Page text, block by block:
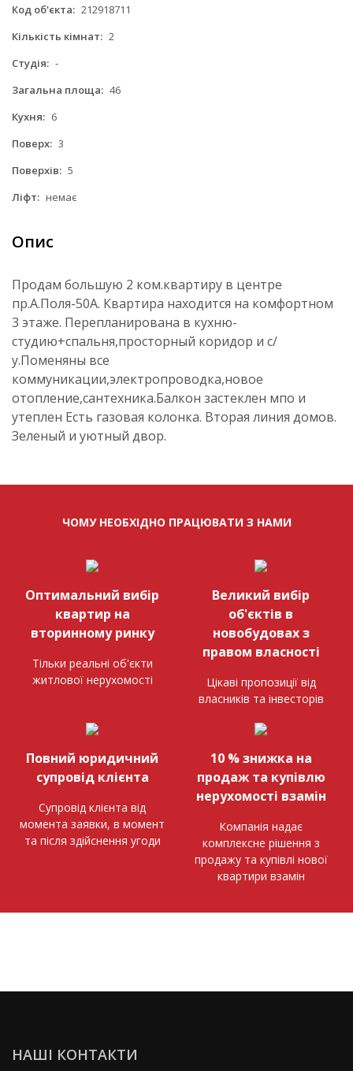
Код об'єкта: 212918711
Кількість кімнат: 2
Студія: -
Загальна площа: 46
Кухня: 6
Поверх: 3
Поверхів: 5
Ліфт: немає
Опис
Продам большую 2 ком.квартиру в центре
пр.А.Поля-50А. Квартира находится на комфортном
3 этаже. Перепланирована в кухню-
студию+спальня,просторный коридор и с/
у.Поменяны все
коммуникации,электропроводка,новое
отопление,сантехника.Балкон застеклен мпо и
утеплен Есть газовая колонка. Вторая линия домов.
Зеленый и уютный двор.
ЧОМУ НЕОБХІДНО ПРАЦЮВАТИ З НАМИ
Оптимальний вибір
квартир на
вторинному ринку
Тільки реальні об'єкти
житлової нерухомості
Великий вибір
об'єктів в
новобудовах з
правом власності
Цікаві пропозиції від
власників та інвесторів
Повний юридичний
супровід клієнта
Супровід клієнта від
момента заявки, в момент
та після здійснення угоди
10 % знижка на
продаж та купівлю
нерухомості взамін
Компанія надає
комплексне рішення з
продажу та купівлі нової
квартири взамін
НАШІ КОНТАКТИ